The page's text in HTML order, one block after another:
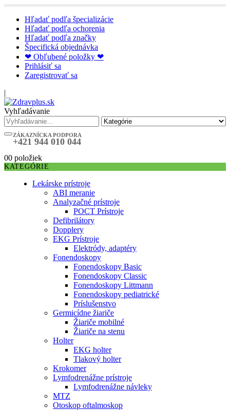
Hľadať podľa špecializácie
Hľadať podľa ochorenia
Hľadať podľa značky
Špecifická objednávka
❤ Obľubené položky ❤
Prihlásiť sa
Zaregistrovať sa
|
Vyhľadávanie
ZÁKAZNÍCKA PODPORA
+421 944 010 044
00 položiek
KATEGÓRIE
Lekárske prístroje
ABI meranie
Analyzačné prístroje
POCT Prístroje
Defibrilátory
Dopplery
EKG Prístroje
Elektródy, adaptéry
Fonendoskopy
Fonendoskopy Basic
Fonendoskopy Classic
Fonendoskopy Littmann
Fonendoskopy pediatrické
Príslušenstvo
Germicídne žiariče
Žiariče mobilné
Žiariče na stenu
Holter
EKG holter
Tlakový holter
Krokomer
Lymfodrenážne prístroje
Lymfodrenážne návleky
MTZ
Otoskop oftalmoskop